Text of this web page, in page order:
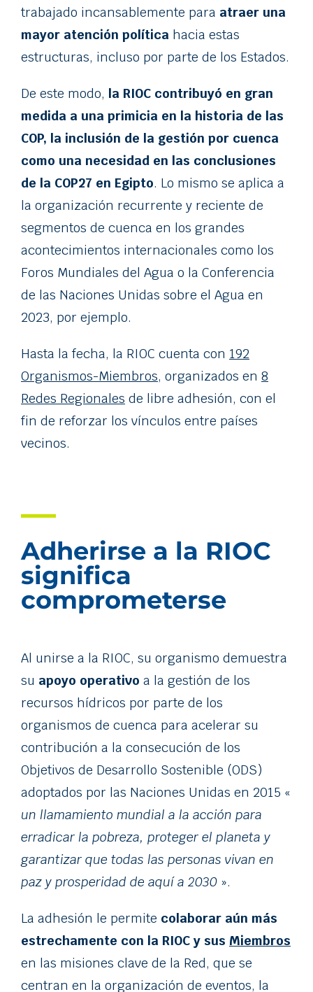
trabajado incansablemente para atraer una
mayor atención política hacia estas
estructuras, incluso por parte de los Estados.
De este modo, la RIOC contribuyó en gran
medida a una primicia en la historia de las
COP, la inclusión de la gestión por cuenca
como una necesidad en las conclusiones
de la COP27 en Egipto. Lo mismo se aplica a
la organización recurrente y reciente de
segmentos de cuenca en los grandes
acontecimientos internacionales como los
Foros Mundiales del Agua o la Conferencia
de las Naciones Unidas sobre el Agua en
2023, por ejemplo.
Hasta la fecha, la RIOC cuenta con 192
Organismos-Miembros, organizados en 8
Redes Regionales de libre adhesión, con el
fin de reforzar los vínculos entre países
vecinos.
Adherirse a la RIOC
significa
comprometerse
Al unirse a la RIOC, su organismo demuestra
su apoyo operativo a la gestión de los
recursos hídricos por parte de los
organismos de cuenca para acelerar su
contribución a la consecución de los
Objetivos de Desarrollo Sostenible (ODS)
adoptados por las Naciones Unidas en 2015 «
un llamamiento mundial a la acción para
erradicar la pobreza, proteger el planeta y
garantizar que todas las personas vivan en
paz y prosperidad de aquí a 2030 ».
La adhesión le permite colaborar aún más
estrechamente con la RIOC y sus Miembros
en las misiones clave de la Red, que se
centran en la organización de eventos, la